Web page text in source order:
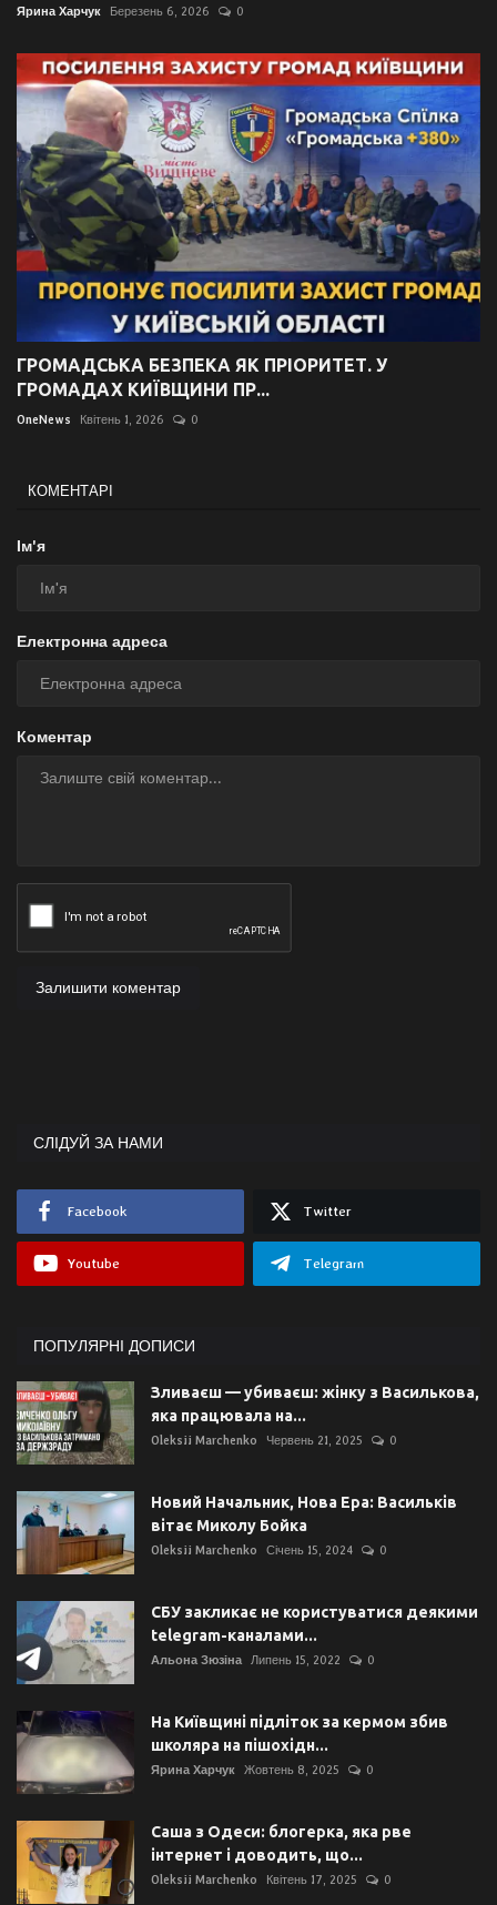
Ярина Харчук Березень 6, 2026 0
ГРОМАДСЬКА БЕЗПЕКА ЯК ПРІОРИТЕТ. У
ГРОМАДАХ КИЇВЩИНИ ПР...
OneNews Квітень 1, 2026 0
КОМЕНТАРІ
Ім'я
Електронна адреса
Коментар
Залишити коментар
СЛІДУЙ ЗА НАМИ
Facebook Twitter
Youtube Telegram
ПОПУЛЯРНІ ДОПИСИ
Зливаєш — убиваєш: жінку з Василькова,
яка працювала на...
Oleksii Marchenko Червень 21, 2025 0
Новий Начальник, Нова Ера: Васильків
вітає Миколу Бойка
Oleksii Marchenko Січень 15, 2024 0
СБУ закликає не користуватися деякими
telegram-каналами...
Альона Зюзіна Липень 15, 2022 0
На Київщині підліток за кермом збив
школяра на пішохідн...
Ярина Харчук Жовтень 8, 2025 0
Саша з Одеси: блогерка, яка рве
інтернет і доводить, що...
Oleksii Marchenko Квітень 17, 2025 0